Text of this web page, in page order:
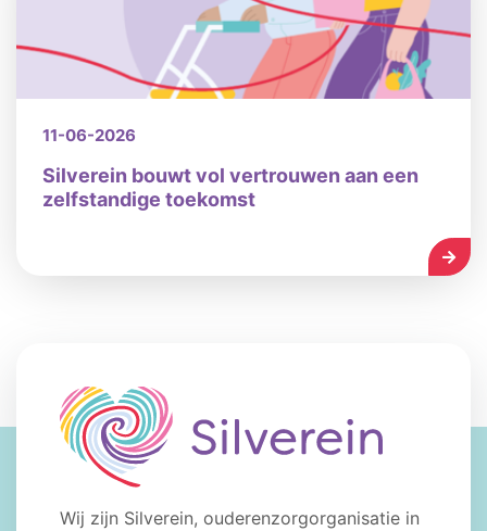
11-06-2026
Silverein bouwt vol vertrouwen aan een
zelfstandige toekomst
Wij zijn Silverein, ouderenzorgorganisatie in